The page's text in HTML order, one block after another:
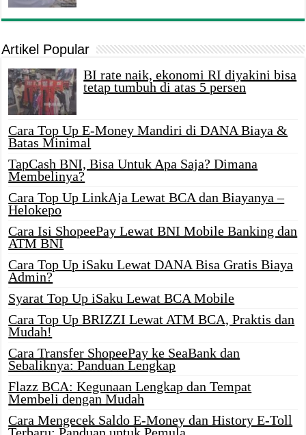
Artikel Popular
BI rate naik, ekonomi RI diyakini bisa
tetap tumbuh di atas 5 persen
Cara Top Up E-Money Mandiri di DANA Biaya &
Batas Minimal
TapCash BNI, Bisa Untuk Apa Saja? Dimana
Membelinya?
Cara Top Up LinkAja Lewat BCA dan Biayanya –
Helokepo
Cara Isi ShopeePay Lewat BNI Mobile Banking dan
ATM BNI
Cara Top Up iSaku Lewat DANA Bisa Gratis Biaya
Admin?
Syarat Top Up iSaku Lewat BCA Mobile
Cara Top Up BRIZZI Lewat ATM BCA, Praktis dan
Mudah!
Cara Transfer ShopeePay ke SeaBank dan
Sebaliknya: Panduan Lengkap
Flazz BCA: Kegunaan Lengkap dan Tempat
Membeli dengan Mudah
Cara Mengecek Saldo E-Money dan History E-Toll